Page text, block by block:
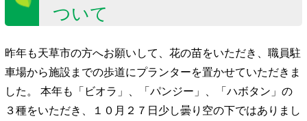
ついて
昨年も天草市の方へお願いして、花の苗をいただき、職員駐
車場から施設までの歩道にプランターを置かせていただきま
した。 本年も「ビオラ」、「パンジー」、「ハボタン」の
３種をいただき、１０月２７日少し曇り空の下ではありまし